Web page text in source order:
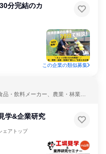
分完結のカ
この企業の類似募集
・飲料メーカー、農業・林業・
学&企業研究
ェアトップ